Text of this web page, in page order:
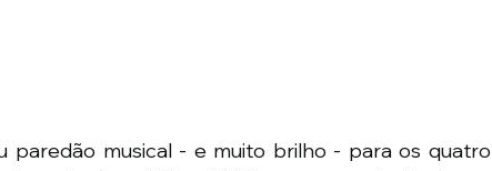
paredão musical - e muito brilho - para os quatro